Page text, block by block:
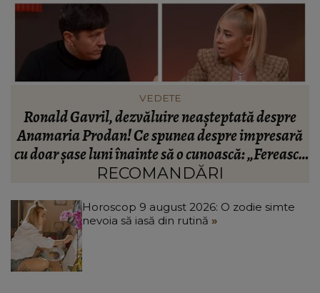
INFORMATIILE ZILEI
BREAKING! Lionel Messi este în doliu! Tatăl
fotbalistului s-a stins din viață!
RECOMANDĂRI
Horoscop 9 august 2026: O zodie simte
nevoia să iasă din rutină